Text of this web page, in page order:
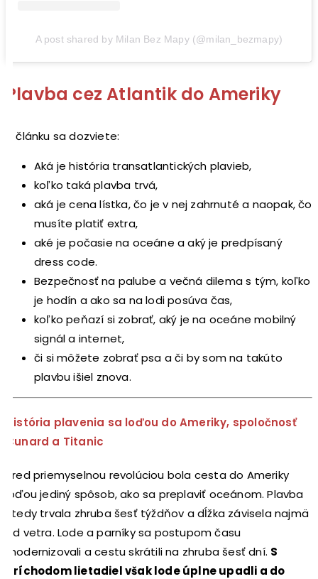
A post shared by Milan Bez Mapy (@milan_bezmapy)
Plavba cez Atlantik do Ameriky
V článku sa dozviete:
Aká je história transatlantických plavieb,
koľko taká plavba trvá,
aká je cena lístka, čo je v nej zahrnuté a naopak, čo
musíte platiť extra,
aké je počasie na oceáne a aký je predpísaný
dress code.
Bezpečnosť na palube a večná dilema s tým, koľko
je hodín a ako sa na lodi posúva čas,
koľko peňazí si zobrať, aký je na oceáne mobilný
signál a internet,
či si môžete zobrať psa a či by som na takúto
plavbu išiel znova.
História plavenia sa loďou do Ameriky, spoločnosť
Cunard a Titanic
Pred priemyselnou revolúciou bola cesta do Ameriky
loďou jediný spôsob, ako sa preplaviť oceánom. Plavba
vtedy trvala zhruba šesť týždňov a dĺžka závisela najmä
od vetra. Lode a parníky sa postupom času
modernizovali a cestu skrátili na zhruba šesť dní. S
príchodom lietadiel však lode úplne upadli a do